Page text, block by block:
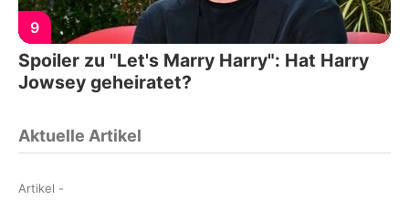
9
Spoiler zu "Let's Marry Harry": Hat Harry
Jowsey geheiratet?
Aktuelle Artikel
Artikel -